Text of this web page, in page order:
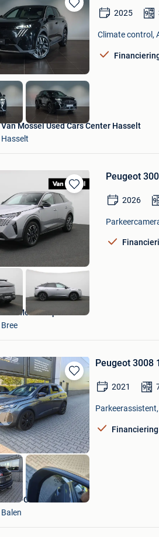
Bewaren
in
Mijn
Favorieten
2025
Climate control,
Van Mossel Used Cars Center Hasselt
Hasselt
Bewaren
in
Mijn
Favorieten
Peugeot
2026
Van Mossel Opel Bree
Bree
Bewaren
in
Mijn
Favorieten
Peugeot 3008
2021
DS33-Cars
Balen